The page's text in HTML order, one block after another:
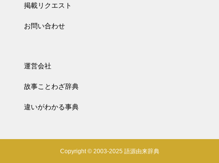
掲載リクエスト
お問い合わせ
運営会社
故事ことわざ辞典
違いがわかる事典
Copyright © 2003-2025 語源由来辞典